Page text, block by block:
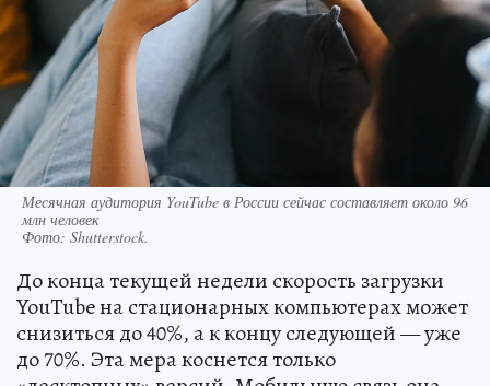
Месячная аудитория YouTube в России сейчас составляет около 96
млн человек
Фото: Shutterstock.
До конца текущей недели скорость загрузки
YouTube на стационарных компьютерах может
снизиться до 40%, а к концу следующей — уже
до 70%. Эта мера коснется только